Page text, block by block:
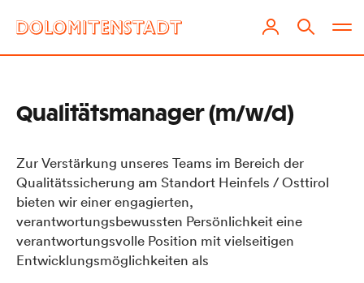
Qualitätsmanager (m/w/d)
Zur Verstärkung unseres Teams im Bereich der
Qualitätssicherung am Standort Heinfels / Osttirol
bieten wir einer engagierten,
verantwortungsbewussten Persönlichkeit eine
verantwortungsvolle Position mit vielseitigen
Entwicklungsmöglichkeiten als